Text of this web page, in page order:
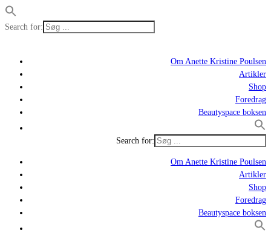
Search for:
Om Anette Kristine Poulsen
Artikler
Shop
Foredrag
Beautyspace boksen
Search for:
Om Anette Kristine Poulsen
Artikler
Shop
Foredrag
Beautyspace boksen